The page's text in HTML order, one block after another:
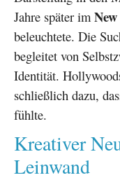
Jahre später im
beleuchtete. Die
begleitet von
Identität.
schließlich dazu,
fühlte.
Kreativer
Leinwand